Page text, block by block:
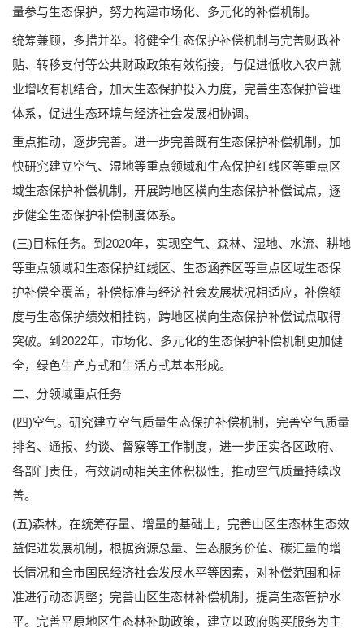
量参与生态保护，努力构建市场化、多元化的补偿机制。
统筹兼顾，多措并举。将健全生态保护补偿机制与完善财政补
贴、转移支付等公共财政政策有效衔接，与促进低收入农户就
业增收有机结合，加大生态保护投入力度，完善生态保护管理
体系，促进生态环境与经济社会发展相协调。
重点推动，逐步完善。进一步完善既有生态保护补偿机制，加
快研究建立空气、湿地等重点领域和生态保护红线区等重点区
域生态保护补偿机制，开展跨地区横向生态保护补偿试点，逐
步健全生态保护补偿制度体系。
(三)目标任务。到2020年，实现空气、森林、湿地、水流、耕地
等重点领域和生态保护红线区、生态涵养区等重点区域生态保
护补偿全覆盖，补偿标准与经济社会发展状况相适应，补偿额
度与生态保护绩效相挂钩，跨地区横向生态保护补偿试点取得
突破。到2022年，市场化、多元化的生态保护补偿机制更加健
全，绿色生产方式和生活方式基本形成。
二、分领域重点任务
(四)空气。研究建立空气质量生态保护补偿机制，完善空气质量
排名、通报、约谈、督察等工作制度，进一步压实各区政府、
各部门责任，有效调动相关主体积极性，推动空气质量持续改
善。
(五)森林。在统筹存量、增量的基础上，完善山区生态林生态效
益促进发展机制，根据资源总量、生态服务价值、碳汇量的增
长情况和全市国民经济社会发展水平等因素，对补偿范围和标
准进行动态调整；完善山区生态林补偿机制，提高生态管护水
平。完善平原地区生态林补助政策，建立以政府购买服务为主